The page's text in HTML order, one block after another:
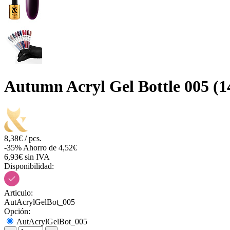
Autumn Acryl Gel Bottle 005
8,38€ / pcs.
-35% Ahorro de 4,52€
6,93€ sin IVA
Disponibilidad:
Articulo:
AutAcrylGelBot_005
Opción:
AutAcrylGelBot_005